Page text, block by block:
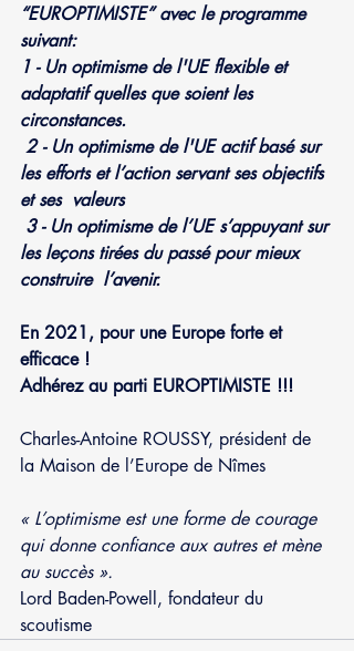
“EUROPTIMISTE” avec le programme
suivant:
1 - Un optimisme de l'UE flexible et
adaptatif quelles que soient les
circonstances.
2 - Un optimisme de l'UE actif basé sur
les efforts et l’action servant ses objectifs
et ses  valeurs
3 - Un optimisme de l’UE s’appuyant sur
les leçons tirées du passé pour mieux
construire  l’avenir.
En 2021, pour une Europe forte et
efficace !
Adhérez au parti EUROPTIMISTE !!!
Charles-Antoine ROUSSY, président de
la Maison de l’Europe de Nîmes
« L’optimisme est une forme de courage
qui donne confiance aux autres et mène
au succès ».
Lord Baden-Powell, fondateur du
scoutisme